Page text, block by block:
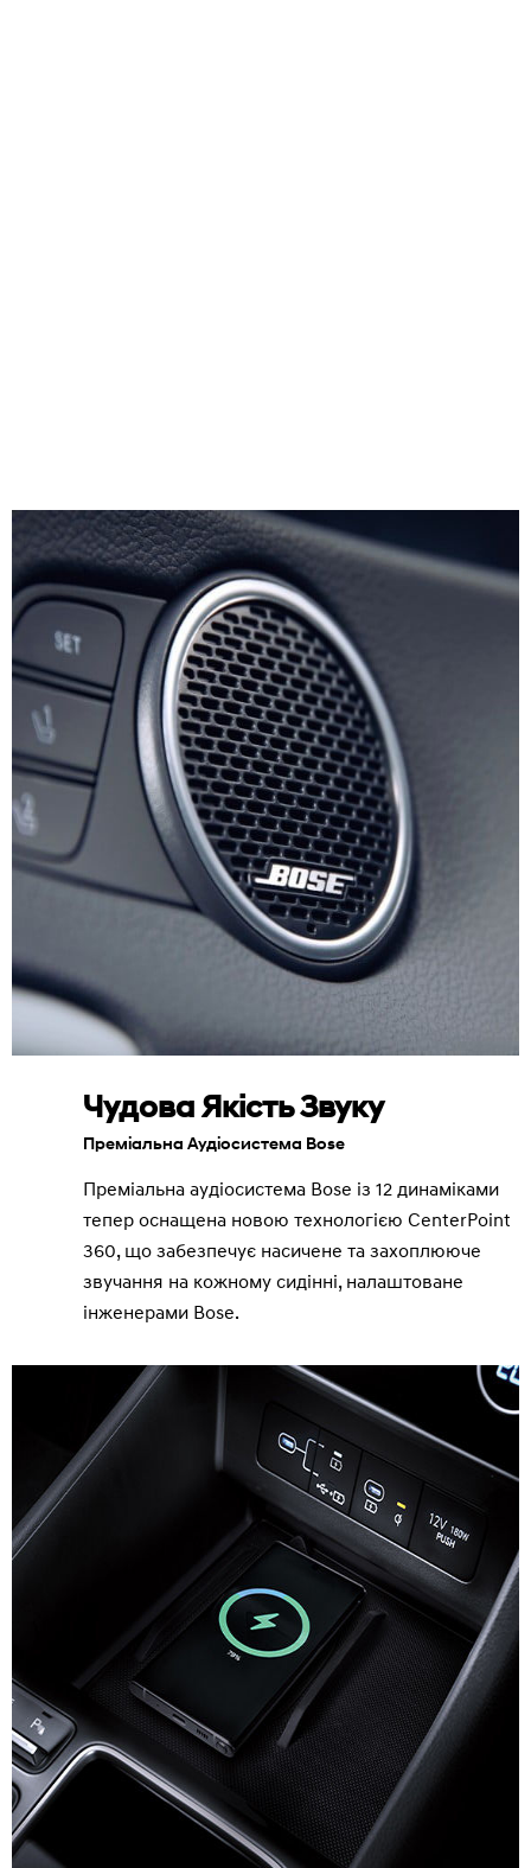
Чудова Якість Звуку
Преміальна Аудіосистема Bose
Преміальна аудіосистема Bose із 12 динаміками
тепер оснащена новою технологією CenterPoint
360, що забезпечує насичене та захоплююче
звучання на кожному сидінні, налаштоване
інженерами Bose.